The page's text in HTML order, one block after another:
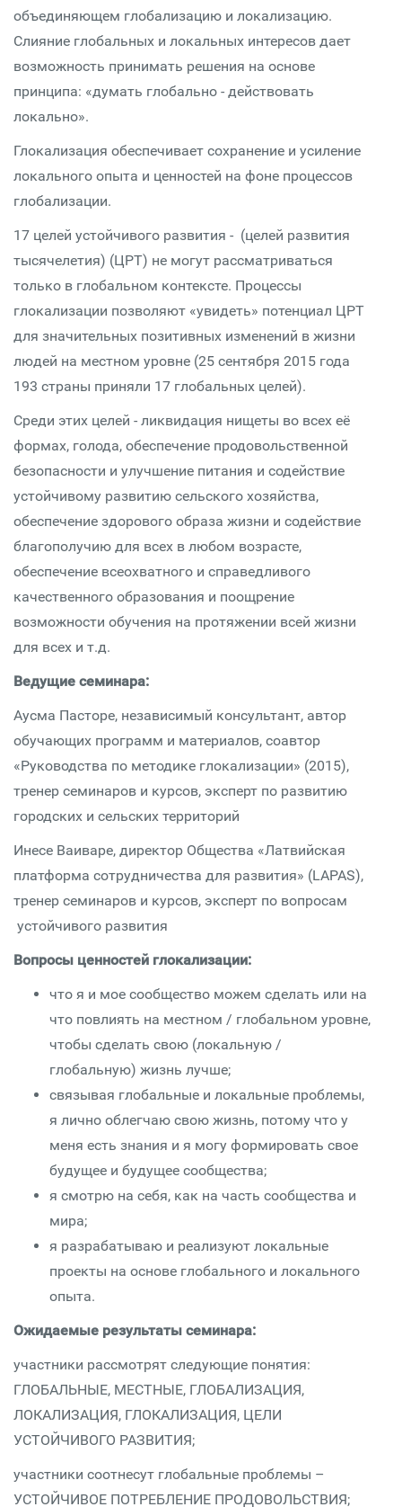
объединяющем глобализацию и локализацию.
Слияние глобальных и локальных интересов дает
возможность принимать решения на основе
принципа: «думать глобально - действовать
локально».
Глокализация обеспечивает сохранение и усиление
локального опыта и ценностей на фоне процессов
глобализации.
17 целей устойчивого развития - (целей развития
тысячелетия) (ЦРТ) не могут рассматриваться
только в глобальном контексте. Процессы
глокализации позволяют «увидеть» потенциал ЦРТ
для значительных позитивных изменений в жизни
людей на местном уровне (25 сентября 2015 года
193 страны приняли 17 глобальных целей).
Среди этих целей - ликвидация нищеты во всех её
формах, голода, обеспечение продовольственной
безопасности и улучшение питания и содействие
устойчивому развитию сельского хозяйства,
обеспечение здорового образа жизни и содействие
благополучию для всех в любом возрасте,
обеспечение всеохватного и справедливого
качественного образования и поощрение
возможности обучения на протяжении всей жизни
для всех и т.д.
Ведущие семинара:
Аусма Пасторе, независимый консультант, автор
обучающих программ и материалов, соавтор
«Руководства по методике глокализации» (2015),
тренер семинаров и курсов, эксперт по развитию
городских и сельских территорий
Инесе Ваиваре, директор Общества «Латвийская
платформа сотрудничества для развития» (LAPAS),
тренер семинаров и курсов, эксперт по вопросам
устойчивого развития
Вопросы ценностей глокализации:
что я и мое сообщество можем сделать или на
что повлиять на местном / глобальном уровне,
чтобы сделать свою (локальную /
глобальную) жизнь лучше;
связывая глобальные и локальные проблемы,
я лично облегчаю свою жизнь, потому что у
меня есть знания и я могу формировать свое
будущее и будущее сообщества;
я смотрю на себя, как на часть сообщества и
мира;
я разрабатываю и реализуют локальные
проекты на основе глобального и локального
опыта.
Ожидаемые результаты семинара:
участники рассмотрят следующие понятия:
ГЛОБАЛЬНЫЕ, МЕСТНЫЕ, ГЛОБАЛИЗАЦИЯ,
ЛОКАЛИЗАЦИЯ, ГЛОКАЛИЗАЦИЯ, ЦЕЛИ
УСТОЙЧИВОГО РАЗВИТИЯ;
участники соотнесут глобальные проблемы –
УСТОЙЧИВОЕ ПОТРЕБЛЕНИЕ ПРОДОВОЛЬСТВИЯ;